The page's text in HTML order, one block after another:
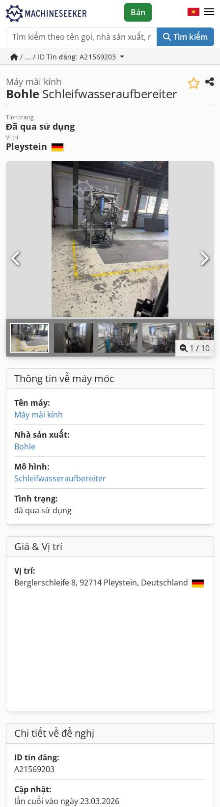
Tìm kiếm
Bán
/ ... / ID Tin đăng: A21569203
Máy mài kính
Bohle Schleifwasseraufbereiter
Tình trạng
Đã qua sử dụng
Vị trí
Pleystein
1 / 10
Thông tin về máy móc
Tên máy:
Máy mài kính
Nhà sản xuất:
Bohle
Mô hình:
Schleifwasseraufbereiter
Tình trạng:
đã qua sử dụng
Giá & Vị trí
Vị trí:
Berglerschleife 8, 92714 Pleystein, Deutschland
Chi tiết về đề nghị
ID tin đăng:
A21569203
Cập nhật:
lần cuối vào ngày 23.03.2026